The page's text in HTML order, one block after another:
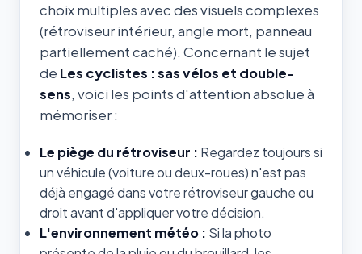
choix multiples avec des visuels complexes
(rétroviseur intérieur, angle mort, panneau
partiellement caché). Concernant le sujet
de Les cyclistes : sas vélos et double-
sens, voici les points d'attention absolue à
mémoriser :
Le piège du rétroviseur : Regardez toujours si
un véhicule (voiture ou deux-roues) n'est pas
déjà engagé dans votre rétroviseur gauche ou
droit avant d'appliquer votre décision.
L'environnement météo : Si la photo